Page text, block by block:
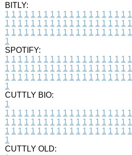
BITLY:
1 1 1 1 1 1 1 1 1 1 1 1 1 1 1 1 1 1 1 1
1 1 1 1 1 1 1 1 1 1 1 1 1 1 1 1 1 1 1 1
1 1 1 1 1 1 1 1 1 1 1 1 1 1 1 1 1 1 1 1
1
SPOTIFY:
1 1 1 1 1 1 1 1 1 1 1 1 1 1 1 1 1 1 1 1
1 1 1 1 1 1 1 1 1 1 1 1 1 1 1 1 1 1 1 1
1 1 1 1 1 1 1 1 1 1 1 1 1 1 1 1 1 1 1 1
1
CUTTLY BIO:
1
1 1 1 1 1 1 1 1 1 1 1 1 1 1 1 1 1 1 1 1
1 1 1 1 1 1 1 1 1 1 1 1 1 1 1 1 1 1 1 1
1 1 1 1 1 1 1 1 1 1 1 1 1 1 1 1 1 1 1 1
1
CUTTLY OLD: